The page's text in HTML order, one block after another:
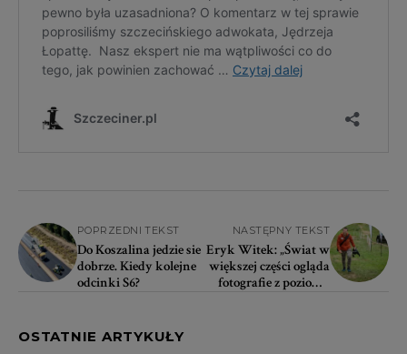
POPRZEDNI TEKST
Do Koszalina jedzie sie
dobrze. Kiedy kolejne
odcinki S6?
NASTĘPNY TEKST
Eryk Witek: „Świat w
większej części ogląda
fotografie z poziomu
OSTATNIE ARTYKUŁY